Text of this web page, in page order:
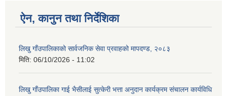
ऐन, कानुन तथा निर्देशिका
लिखु गाँउपालिकाको सार्वजनिक सेवा प्रवाहको मापदण्ड, २०८३
मिति: 06/10/2026 - 11:02
लिखु गाँउपालिका गाई भैसीलाई सुत्केरी भत्ता अनुदान कार्यक्रम संचालन कार्यविधि